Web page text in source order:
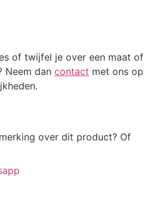
of twijfel je over een maat of
Neem dan contact met ons op
over dit product? Of